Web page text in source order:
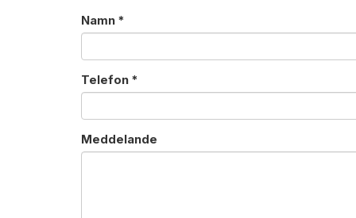
Namn *
Telefon *
Meddelande